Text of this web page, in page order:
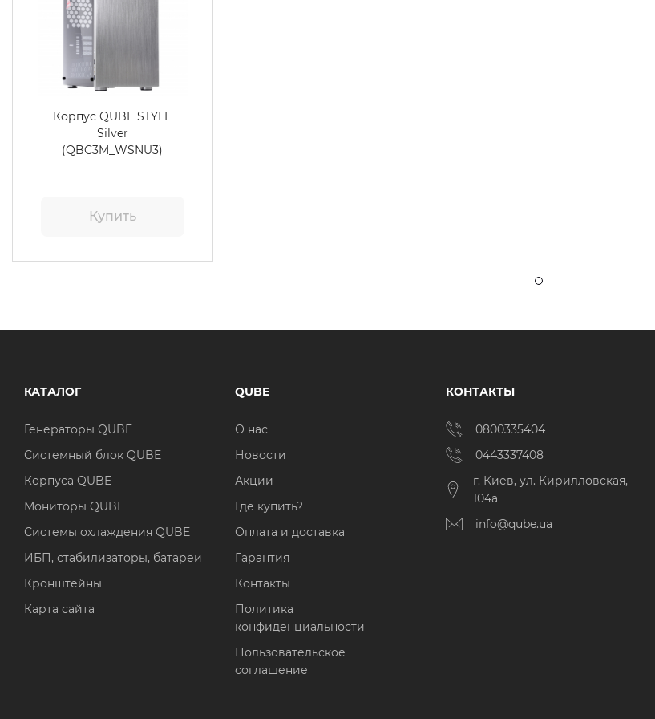
Корпус QUBE STYLE
Silver
(QBC3M_WSNU3)
Купить
КАТАЛОГ
Генераторы QUBE
Системный блок QUBE
Корпуса QUBE
Мониторы QUBE
Системы охлаждения QUBE
ИБП, стабилизаторы, батареи
Кронштейны
Карта сайта
QUBE
О нас
Новости
Акции
Где купить?
Оплата и доставка
Гарантия
Контакты
Политика
конфиденциальности
Пользовательское
соглашение
КОНТАКТЫ
0800335404
0443337408
г. Киев, ул. Кирилловская,
104а
info@qube.ua